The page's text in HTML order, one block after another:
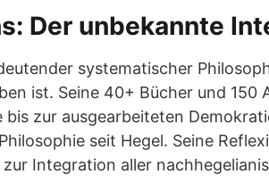
Der unbekannte
systematischer
ist. Seine 40+ Bücher und 150
zur ausgearbeiteten
seit Hegel. Seine
Integration aller